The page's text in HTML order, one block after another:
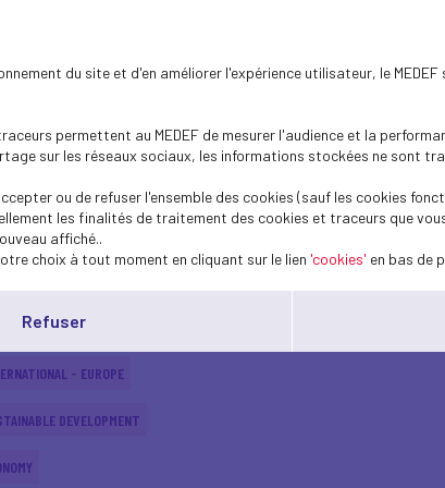
- EUROPE
- EUROPE
- EUROPE
- EUROPE
DEVELOPMENT
du site et d'en améliorer l'expérience utilisateur, le
permettent au MEDEF de mesurer l'audience et la
sur les réseaux sociaux, les informations stockées ne sont
ou de refuser l'ensemble des cookies (sauf les cookies
les finalités de traitement des cookies et traceurs que
affiché..
choix à tout moment en cliquant sur le lien 'cookies' en bas de
Refuser